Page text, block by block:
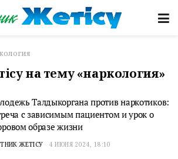
на тему «наркология»
Талдыкоргана против наркотиков:
с зависимым пациентом и урок о
образе жизни
ЖЕТІСУ 4 ИЮНЯ 2024, 18:10